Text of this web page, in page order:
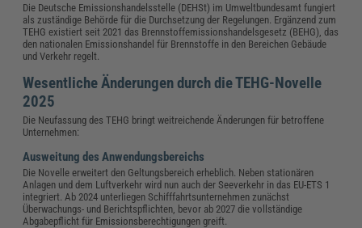
Die Deutsche Emissionshandelsstelle (DEHSt) im Umweltbundesamt fungiert
als zuständige Behörde für die Durchsetzung der Regelungen. Ergänzend zum
TEHG existiert seit 2021 das Brennstoffemissionshandelsgesetz (BEHG), das
den nationalen Emissionshandel für Brennstoffe in den Bereichen Gebäude
und Verkehr regelt.
Wesentliche Änderungen durch die TEHG-Novelle
2025
Die Neufassung des TEHG bringt weitreichende Änderungen für betroffene
Unternehmen:
Ausweitung des Anwendungsbereichs
Die Novelle erweitert den Geltungsbereich erheblich. Neben stationären
Anlagen und dem Luftverkehr wird nun auch der Seeverkehr in das EU-ETS 1
integriert. Ab 2024 unterliegen Schifffahrtsunternehmen zunächst
Überwachungs- und Berichtspflichten, bevor ab 2027 die vollständige
Abgabepflicht für Emissionsberechtigungen greift.